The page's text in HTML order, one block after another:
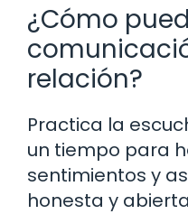
¿Cómo
relación?
Practica la
un tiempo para
sentimientos y
honesta y